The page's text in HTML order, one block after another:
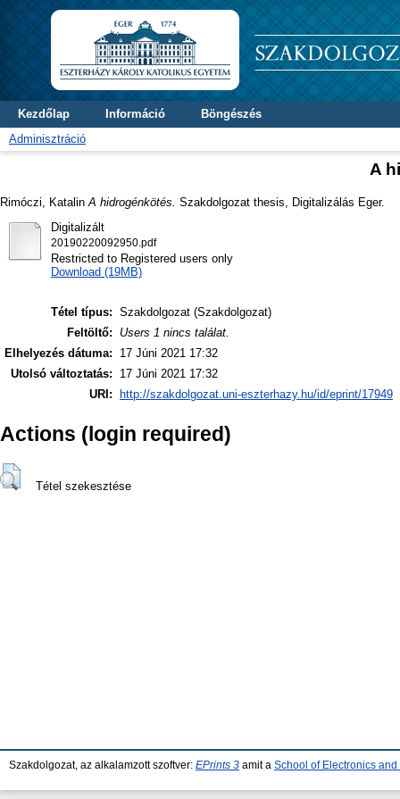
Kezdőlap Információ
Böngészés
Adminisztráció
A
Rimóczi, Katalin A hidrogénkötés. Szakdolgozat thesis, Digitalizálás Eger.
Digitalizált
20190220092950.pdf
Restricted to Registered users only
Download (19MB)
Tétel típus: Szakdolgozat (Szakdolgozat)
Feltöltő:
Users 1 nincs találat.
Elhelyezés dátuma:
17 Júni 2021 17:32
Utolsó változtatás:
17 Júni 2021 17:32
URI:
http://szakdolgozat.uni-eszterhazy.hu/id/eprint/17949
Actions (login required)
Tétel szekesztése
Szakdolgozat, az alkalamzott szoftver: EPrints 3 amit a School of Electronics